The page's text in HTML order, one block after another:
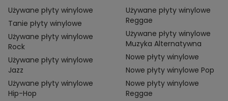
Używane płyty winylowe
Tanie płyty winylowe
Używane płyty winylowe
Rock
Używane płyty winylowe
Jazz
Używane płyty winylowe
Hip-Hop
Używane płyty winylowe
Reggae
Używane płyty winylowe
Muzyka Alternatywna
Nowe płyty winylowe
Nowe płyty winylowe Pop
Nowe płyty winylowe
Reggae